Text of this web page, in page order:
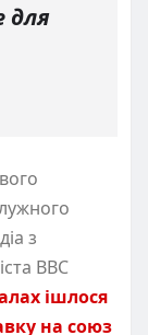
для
з
BBC
ішлося
на союз